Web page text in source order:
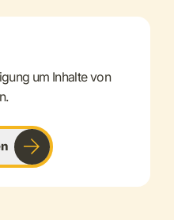
um Inhalte von